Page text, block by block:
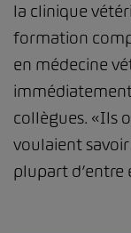
la clinique
formation
en médecine
collègues. «Ils
voulaient
plupart d’entre